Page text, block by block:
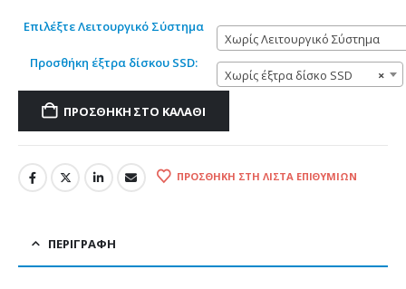
Επιλέξτε Λειτουργικό Σύστημα
Χωρίς Λειτουργικό Σύστημα
Προσθήκη έξτρα δίσκου SSD:
×
Χωρίς έξτρα δίσκο SSD
ΠΡΟΣΘΉΚΗ ΣΤΟ ΚΑΛΆΘΙ
ΠΡΟΣΘΉΚΗ ΣΤΗ ΛΊΣΤΑ ΕΠΙΘΥΜΙΏΝ
ΠΕΡΙΓΡΑΦΉ